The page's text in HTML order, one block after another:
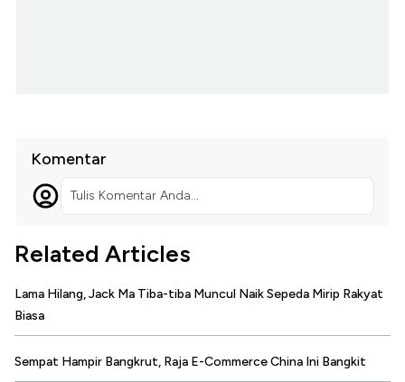
Komentar
Tulis Komentar Anda...
Related Articles
Lama Hilang, Jack Ma Tiba-tiba Muncul Naik Sepeda Mirip Rakyat
Biasa
Sempat Hampir Bangkrut, Raja E-Commerce China Ini Bangkit